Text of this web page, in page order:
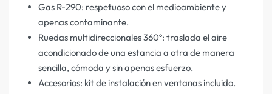
Gas R-290: respetuoso con el medioambiente y
apenas contaminante.
Ruedas multidireccionales 360º: traslada el aire
acondicionado de una estancia a otra de manera
sencilla, cómoda y sin apenas esfuerzo.
Accesorios: kit de instalación en ventanas incluido.